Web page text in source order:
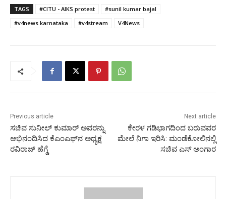
TAGS #CITU - AIKS protest
#sunil kumar bajal
#v4news karnataka
#v4stream V4News
Previous article
ಸಚಿವ ಸುನೀಲ್ ಕುಮಾರ್ ಅವರನ್ನು
ಆಭಿನಂದಿಸಿದ ಕೆಎಂಎಫ್‌ನ ಅಧ್ಯಕ್ಷ
ರವಿರಾಜ್ ಹೆಗ್ಡೆ
Next article
ಕೇರಳ ಗಡಿಭಾಗದಿಂದ ಬರುವವರ
ಮೇಲೆ ನಿಗಾ ಇರಿಸಿ: ಮಂಡೆಕೋಲಿನಲ್ಲಿ
ಸಚಿವ ಎಸ್ ಅಂಗಾರ